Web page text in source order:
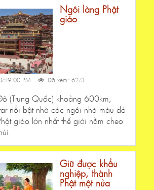
Ngôi làng Phật
giáo
PM
Đã xem: 6273
(Trung Quốc) khoảng 600km,
nổi bật nhờ các ngôi nhà màu đỏ
giáo lớn nhất thế giới nằm cheo
Giữ được khẩu
nghiệp, thành
Phật một nửa